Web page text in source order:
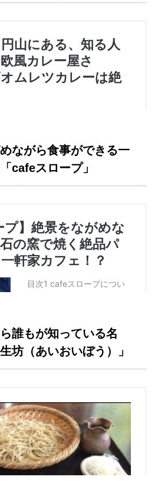
ながら食事ができる一
cafeスロープ」
誰もが知っている名
坊（あいおいぼう）」